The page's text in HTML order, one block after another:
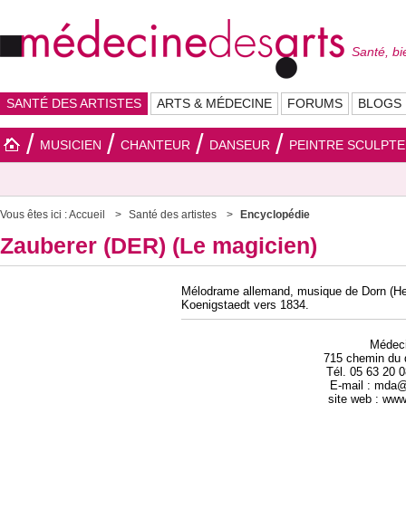
Santé,
SANTÉ DES ARTISTES ARTS & MÉDECINE FORUMS BLOGS
MUSICIEN CHANTEUR DANSEUR PEINTRE
Vous êtes ici :Accueil Santé des artistes Encyclopédie
Zauberer (DER) (Le magicien)
Mélodrame allemand, musique de Dorn
Koenigstaedt vers 1834.
715 chemin du
Tél. 05 63 20
E-mail :
site web :